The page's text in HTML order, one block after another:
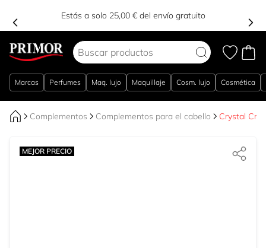
Estás a solo 25,00 € del envío gratuito
Marcas Perfumes Maq. lujo Maquillaje Cosm. lujo Cosmética
Complementos Complementos para el cabello Crystal
MEJOR PRECIO